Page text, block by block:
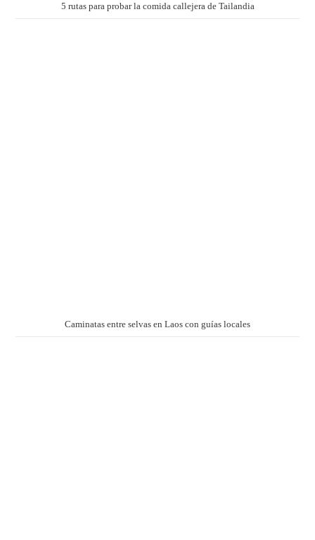
5 rutas para probar la comida callejera de Tailandia
Caminatas entre selvas en Laos con guías locales